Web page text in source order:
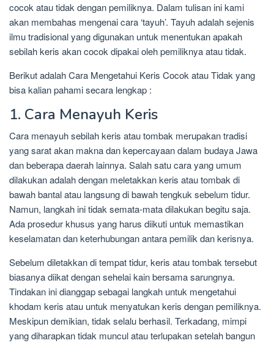
cocok atau tidak dengan pemiliknya. Dalam tulisan ini kami
akan membahas mengenai cara ‘tayuh’. Tayuh adalah sejenis
ilmu tradisional yang digunakan untuk menentukan apakah
sebilah keris akan cocok dipakai oleh pemiliknya atau tidak.
Berikut adalah Cara Mengetahui Keris Cocok atau Tidak yang
bisa kalian pahami secara lengkap :
1. Cara Menayuh Keris
Cara menayuh sebilah keris atau tombak merupakan tradisi
yang sarat akan makna dan kepercayaan dalam budaya Jawa
dan beberapa daerah lainnya. Salah satu cara yang umum
dilakukan adalah dengan meletakkan keris atau tombak di
bawah bantal atau langsung di bawah tengkuk sebelum tidur.
Namun, langkah ini tidak semata-mata dilakukan begitu saja.
Ada prosedur khusus yang harus diikuti untuk memastikan
keselamatan dan keterhubungan antara pemilik dan kerisnya.
Sebelum diletakkan di tempat tidur, keris atau tombak tersebut
biasanya diikat dengan sehelai kain bersama sarungnya.
Tindakan ini dianggap sebagai langkah untuk mengetahui
khodam keris atau untuk menyatukan keris dengan pemiliknya.
Meskipun demikian, tidak selalu berhasil. Terkadang, mimpi
yang diharapkan tidak muncul atau terlupakan setelah bangun